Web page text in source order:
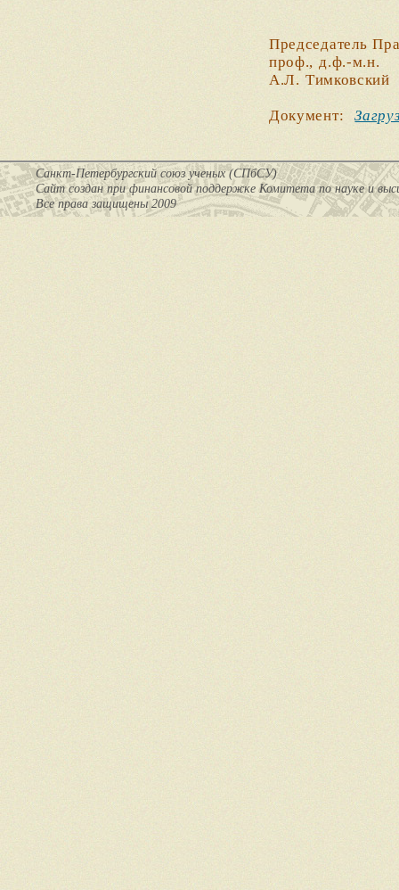
Председатель
А.Л. Тимковский
Документ:
Санкт-Петербургский союз ученых (СПбСУ)
Cайт создан при финансовой поддержке Комитета по науке и
Все права защищены 2009